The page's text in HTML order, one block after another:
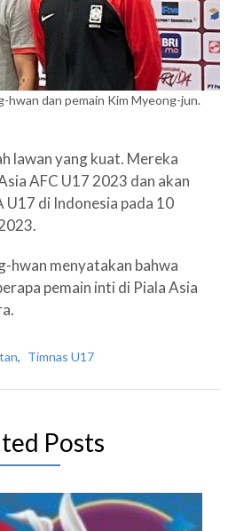
hwan dan pemain Kim Myeong-jun.
lawan yang kuat. Mereka
AFC U17 2023 dan akan
U17 di Indonesia pada 10
hwan menyatakan bahwa
pemain inti di Piala Asia
, Timnas U17
Posts